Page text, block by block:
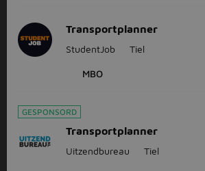
Transportplanner
StudentJob Tiel
MBO
GESPONSORD
Transportplanner
Uitzendbureau Tiel